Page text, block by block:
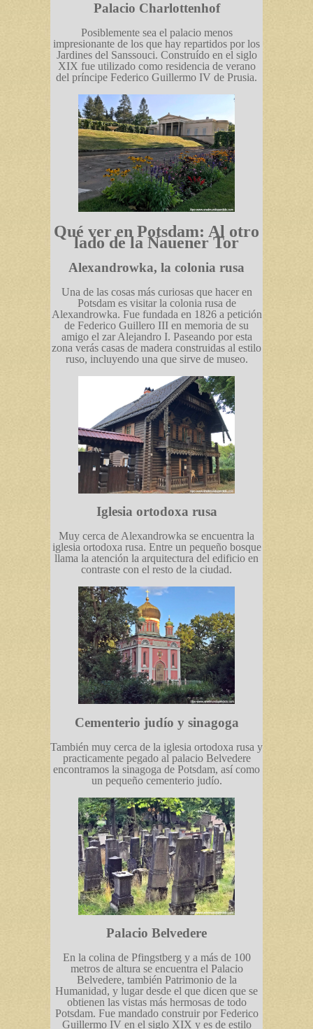
Palacio Charlottenhof
Posiblemente sea el palacio menos
impresionante de los que hay repartidos por los
Jardines del Sanssouci. Construído en el siglo
XIX fue utilizado como residencia de verano
del príncipe Federico Guillermo IV de Prusia.
Qué ver en Potsdam: Al otro
lado de la Nauener Tor
Alexandrowka, la colonia rusa
Una de las cosas más curiosas que hacer en
Potsdam es visitar la colonia rusa de
Alexandrowka. Fue fundada en 1826 a petición
de Federico Guillero III en memoria de su
amigo el zar Alejandro I. Paseando por esta
zona verás casas de madera construidas al estilo
ruso, incluyendo una que sirve de museo.
Iglesia ortodoxa rusa
Muy cerca de Alexandrowka se encuentra la
iglesia ortodoxa rusa. Entre un pequeño bosque
llama la atención la arquitectura del edificio en
contraste con el resto de la ciudad.
Cementerio judío y sinagoga
También muy cerca de la iglesia ortodoxa rusa y
practicamente pegado al palacio Belvedere
encontramos la sinagoga de Potsdam, así como
un pequeño cementerio judío.
Palacio Belvedere
En la colina de Pfingstberg y a más de 100
metros de altura se encuentra el Palacio
Belvedere, también Patrimonio de la
Humanidad, y lugar desde el que dicen que se
obtienen las vistas más hermosas de todo
Potsdam. Fue mandado construir por Federico
Guillermo IV en el siglo XIX y es de estilo